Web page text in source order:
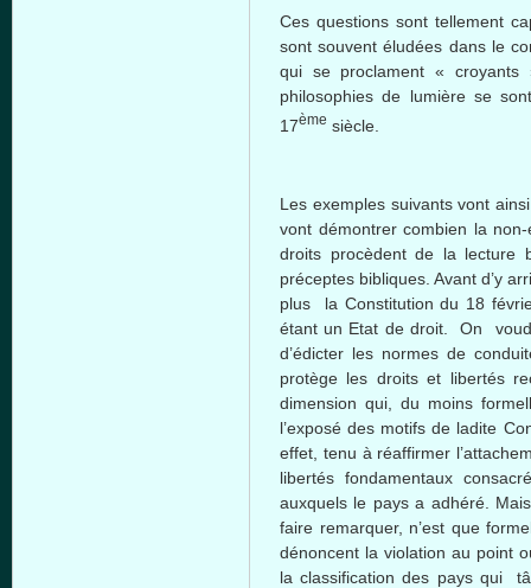
Ces questions sont tellement
sont souvent éludées dans le
qui se proclament « croyants
philosophies de lumière se
17ème siècle.
Les exemples suivants vont
vont démontrer combien la
droits procèdent de la lecture
préceptes bibliques. Avant d’y
plus la Constitution du 18
étant un Etat de droit. On
d’édicter les normes de
protège les droits et libertés
dimension qui, du moins
l’exposé des motifs de ladite
effet, tenu à réaffirmer
libertés fondamentaux
auxquels le pays a adhéré.
faire remarquer, n’est que
dénoncent la violation au point
la classification des pays qui